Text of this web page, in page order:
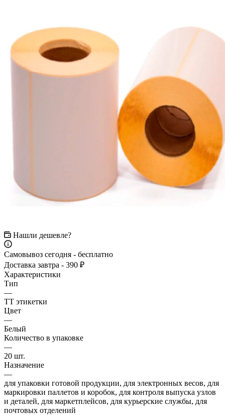
Нашли дешевле?
Самовывоз сегодня - бесплатно
Доставка завтра - 390 ₽
Характеристики
Тип
—
ТТ этикетки
Цвет
—
Белый
Количество в упаковке
—
20 шт.
Назначение
—
для упаковки готовой продукции, для электронных весов, для
маркировки паллетов и коробок, для контроля выпуска узлов
и деталей, для маркетплейсов, для курьерские службы, для
почтовых отделений